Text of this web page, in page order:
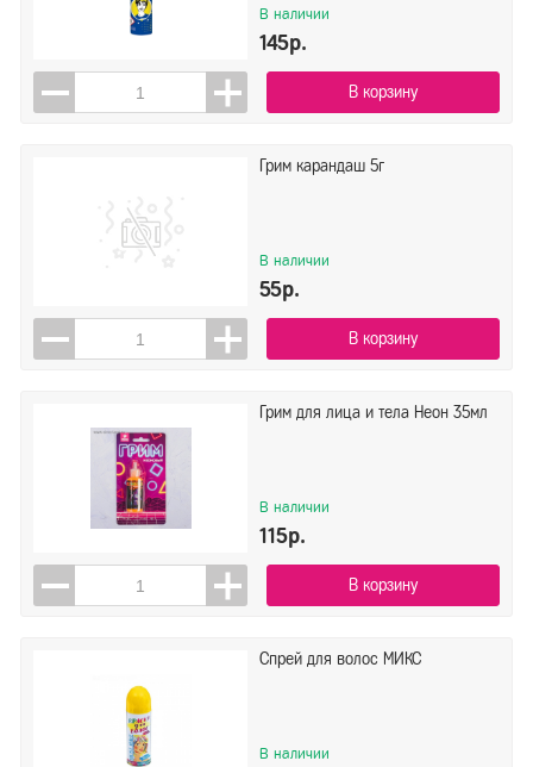
В наличии
145р.
В корзину
Грим карандаш 5г
В наличии
55р.
В корзину
Грим для лица и тела Неон 35мл
В наличии
115р.
В корзину
Спрей для волос МИКС
В наличии